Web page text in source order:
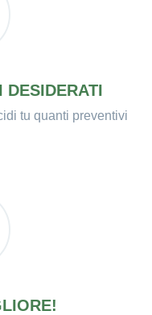
DESIDERATI
tu quanti preventivi